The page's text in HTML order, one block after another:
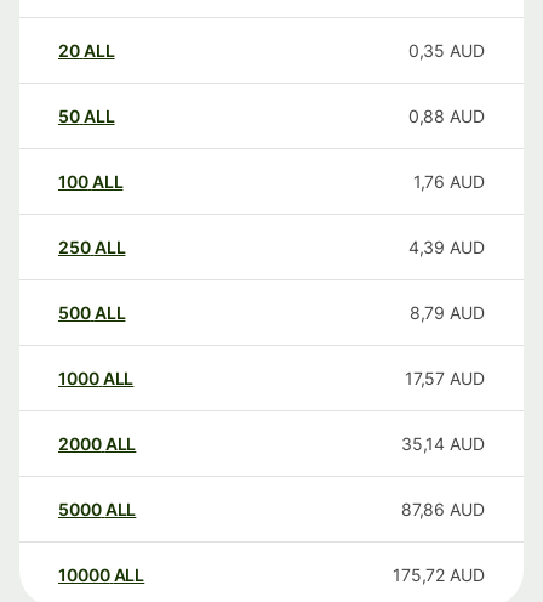
20ALL 0,35 AUD
50ALL 0,88 AUD
100ALL 1,76 AUD
250ALL 4,39 AUD
500ALL 8,79 AUD
1000ALL 17,57 AUD
2000ALL 35,14 AUD
5000ALL 87,86 AUD
10000 ALL 175,72 AUD